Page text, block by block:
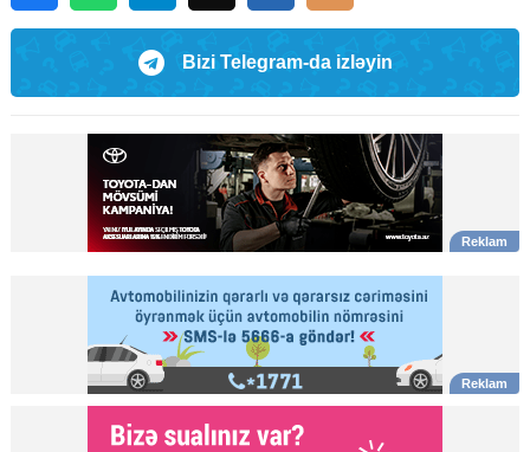
Bizi Telegram-da izləyin